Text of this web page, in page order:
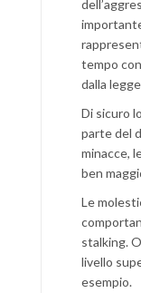
tempo
dalla
Di sicuro
parte del
minacce,
ben
Le
stalking.
livello
esempio.